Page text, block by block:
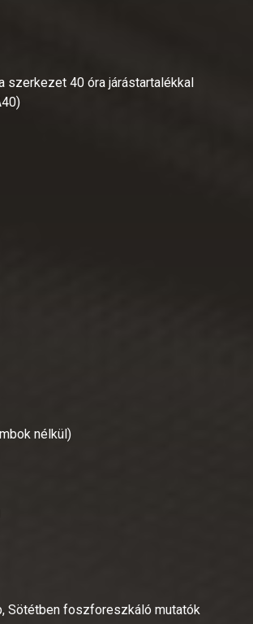
szerkezet 40 óra járástartalékkal
nélkül)
Sötétben foszforeszkáló mutatók